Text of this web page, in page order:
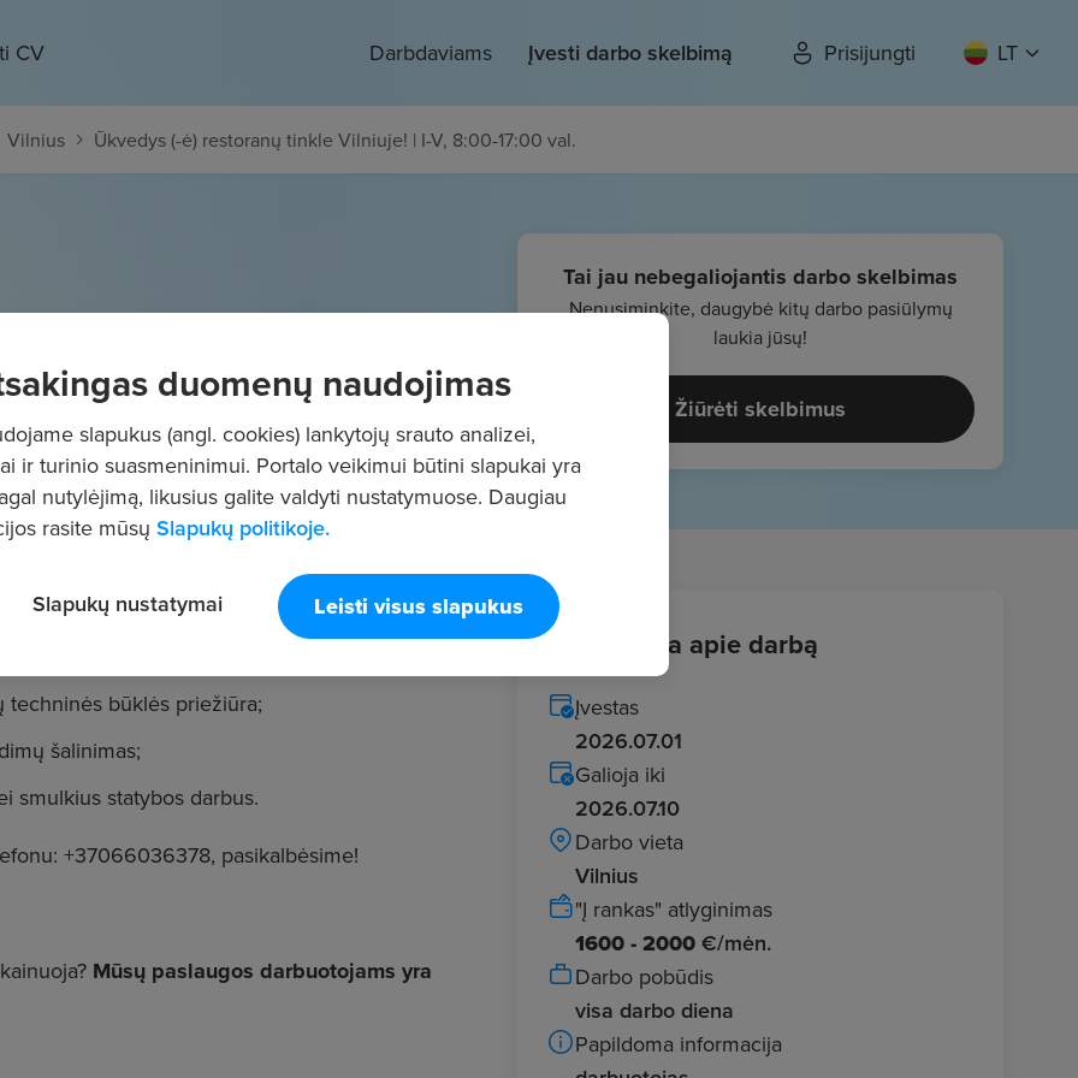
CV Darbdaviams Įvesti darbo skelbimą Prisijungti LT
Vilnius Ūkvedys (-ė) restoranų tinkle Vilniuje! | I-V, 8:00-17:00 val.
tinkle Vilniuje! | I-V,
2000€/mėn."į rankas"
Tai jau nebegaliojantis darbo skelbimas
Nenusiminkite, daugybė kitų darbo pasiūlymų
laukia jūsų!
Žiūrėti skelbimus
techninės būklės priežiūra;
šalinimas;
smulkius statybos darbus.
+37066036378, pasikalbėsime!
Mūsų paslaugos darbuotojams yra
Informacija apie darbą
Įvestas
2026.07.01
Galioja iki
2026.07.10
Darbo vieta
Vilnius
"Į rankas" atlyginimas
1600 - 2000 €/mėn.
Darbo pobūdis
visa darbo diena
Papildoma informacija
duomenų naudojimas
slapukus (angl. cookies) lankytojų srauto analizei,
ir turinio suasmeninimui. Portalo veikimui būtini slapukai yra
nutylėjimą, likusius galite valdyti nustatymuose. Daugiau
rasite mūsų Slapukų politikoje.
Leisti visus slapukus
Slapukų nustatymai